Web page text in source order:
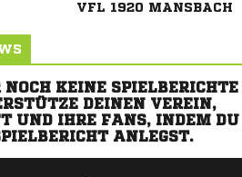
VFL 1920 MANSBACH
KEINE SPIELBERICHTE
DEINEN VEREIN,
UND IHRE FANS, INDEM DU
ANLEGST.